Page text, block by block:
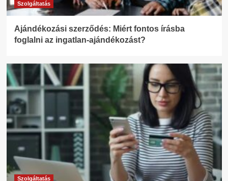
Szolgáltatás
Ajándékozási szerződés: Miért fontos írásba
foglalni az ingatlan-ajándékozást?
Szolgáltatás